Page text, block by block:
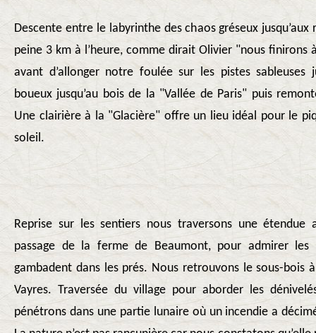
Descente entre le labyrinthe des chaos gréseux jusqu’aux
peine 3 km à l’heure, comme dirait Olivier "nous finirons
avant d’allonger notre foulée sur les pistes sableuses
boueux jusqu’au bois de la "Vallée de Paris" puis
Une clairière à la "Glacière" offre un lieu idéal pour le
soleil.
Reprise sur les sentiers nous traversons une étendue
passage de la ferme de Beaumont, pour admirer les
gambadent dans les prés. Nous retrouvons le sous-bois
Vayres. Traversée du village pour aborder les
pénétrons dans une partie lunaire où un incendie a